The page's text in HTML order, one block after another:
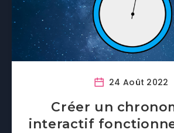
24 Août 2022
Créer un
interactif